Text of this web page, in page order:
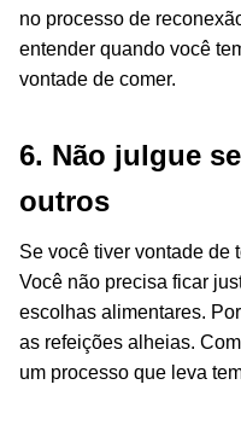
no processo de
entender quando você
vontade de comer.
6. Não julgue
outros
Se você tiver vontade de
Você não precisa ficar
escolhas alimentares.
as refeições alheias.
um processo que leva